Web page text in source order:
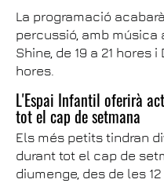
La programació
percussió, amb
Shine, de 19 a 21 hores
hores.
L'Espai Infantil oferirà
tot el cap de setmana
Els més petits tindran
durant tot el cap de
diumenge, des de les